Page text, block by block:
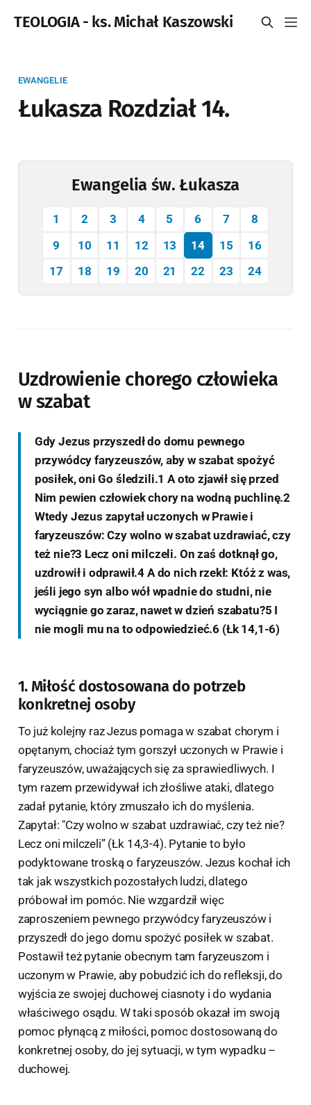
TEOLOGIA - ks. Michał Kaszowski
EWANGELIE
Łukasza Rozdział 14.
Ewangelia św. Łukasza
1 2 3 4 5 6 7
8
9
10 11 12 13 14 15
16
17
18 19 20 21 22 23 24
Uzdrowienie chorego człowieka
w szabat
Gdy Jezus przyszedł do domu pewnego
przywódcy faryzeuszów, aby w szabat spożyć
posiłek, oni Go śledzili.1 A oto zjawił się przed
Nim pewien człowiek chory na wodną puchlinę.2
Wtedy Jezus zapytał uczonych w Prawie i
faryzeuszów: Czy wolno w szabat uzdrawiać, czy
też nie?3 Lecz oni milczeli. On zaś dotknął go,
uzdrowił i odprawił.4 A do nich rzekł: Któż z was,
jeśli jego syn albo wół wpadnie do studni, nie
wyciągnie go zaraz, nawet w dzień szabatu?5 I
nie mogli mu na to odpowiedzieć.6 (Łk 14,1-6)
1. Miłość dostosowana do potrzeb
konkretnej osoby
To już kolejny raz Jezus pomaga w szabat chorym i
opętanym, chociaż tym gorszył uczonych w Prawie i
faryzeuszów, uważających się za sprawiedliwych. I
tym razem przewidywał ich złośliwe ataki, dlatego
zadał pytanie, który zmuszało ich do myślenia.
Zapytał: "Czy wolno w szabat uzdrawiać, czy też nie?
Lecz oni milczeli” (Łk 14,3-4). Pytanie to było
podyktowane troską o faryzeuszów. Jezus kochał ich
tak jak wszystkich pozostałych ludzi, dlatego
próbował im pomóc. Nie wzgardził więc
zaproszeniem pewnego przywódcy faryzeuszów i
przyszedł do jego domu spożyć posiłek w szabat.
Postawił też pytanie obecnym tam faryzeuszom i
uczonym w Prawie, aby pobudzić ich do refleksji, do
wyjścia ze swojej duchowej ciasnoty i do wydania
właściwego osądu. W taki sposób okazał im swoją
pomoc płynącą z miłości, pomoc dostosowaną do
konkretnej osoby, do jej sytuacji, w tym wypadku –
duchowej.